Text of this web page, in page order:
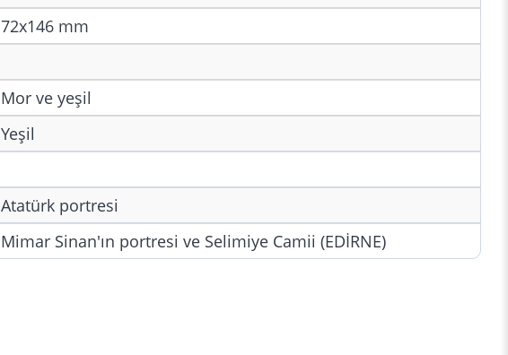
72x146 mm
Mor ve yeşil
Yeşil
Atatürk portresi
Mimar Sinan'ın portresi ve Selimiye Camii (EDİRNE)